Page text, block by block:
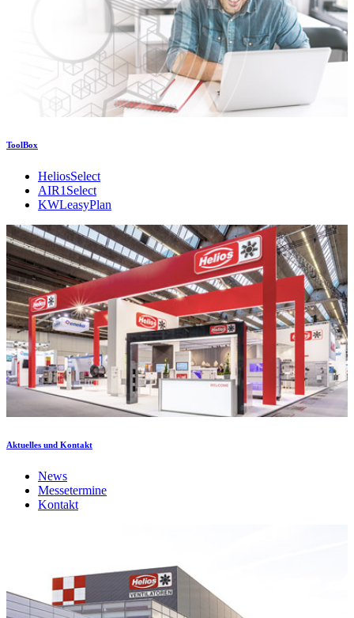
ToolBox
HeliosSelect
AIR1Select
KWLeasyPlan
Aktuelles und Kontakt
News
Messetermine
Kontakt